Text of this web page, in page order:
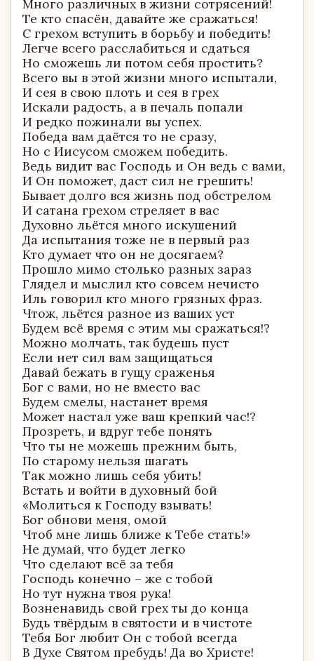
Много различных в жизни сотрясений!
Те кто спасён, давайте же сражаться!
С грехом вступить в борьбу и победить!
Легче всего расслабиться и сдаться
Но сможешь ли потом себя простить?
Всего вы в этой жизни много испытали,
И сея в свою плоть и сея в грех
Искали радость, а в печаль попали
И редко пожинали вы успех.
Победа вам даётся то не сразу,
Но с Иисусом сможем победить.
Ведь видит вас Господь и Он ведь с вами,
И Он поможет, даст сил не грешить!
Бывает долго вся жизнь под обстрелом
И сатана грехом стреляет в вас
Духовно льётся много искушений
Да испытания тоже не в первый раз
Кто думает что он не досягаем?
Прошло мимо столько разных зараз
Глядел и мыслил кто совсем нечисто
Иль говорил кто много грязных фраз.
Чтож, льётся разное из ваших уст
Будем всё время с этим мы сражаться!?
Можно молчать, так будешь пуст
Если нет сил вам защищаться
Давай бежать в гущу сраженья
Бог с вами, но не вместо вас
Будем смелы, настанет время
Может настал уже ваш крепкий час!?
Прозреть, и вдруг тебе понять
Что ты не можешь прежним быть,
По старому нельзя шагать
Так можно лишь себя убить!
Встать и войти в духовный бой
«Молиться к Господу взывать!
Бог обнови меня, омой
Чтоб мне лишь ближе к Тебе стать!»
Не думай, что будет легко
Что сделают всё за тебя
Господь конечно – же с тобой
Но тут нужна твоя рука!
Возненавидь свой грех ты до конца
Будь твёрдым в святости и в чистоте
Тебя Бог любит Он с тобой всегда
В Духе Святом пребудь! Да во Христе!